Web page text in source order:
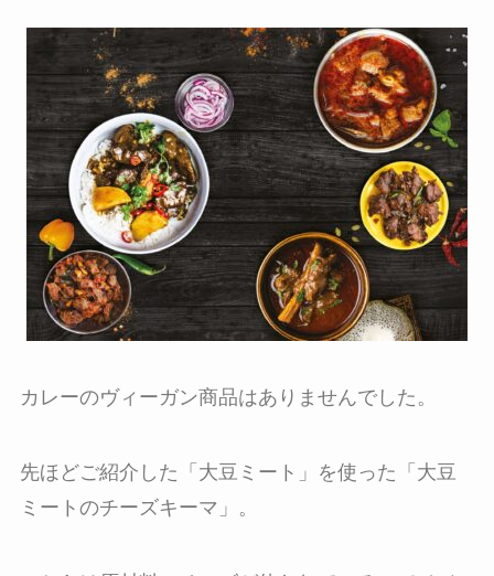
カレーのヴィーガン商品はありませんでした。
先ほどご紹介した「大豆ミート」を使った「大豆
ミートのチーズキーマ」。